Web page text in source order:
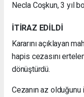
Necla Coşkun, 3 yıl
İTİRAZ EDİLDİ
Kararını açıklayan
hapis cezasını
dönüştürdü.
Cezanın az